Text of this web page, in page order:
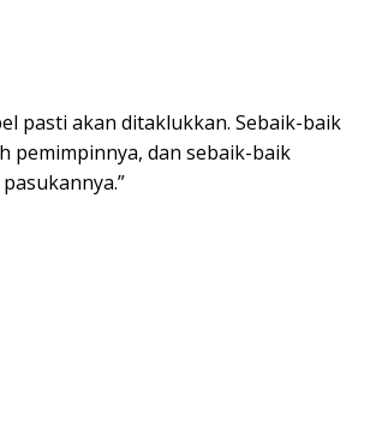
pasti akan ditaklukkan. Sebaik-baik
pemimpinnya, dan sebaik-baik